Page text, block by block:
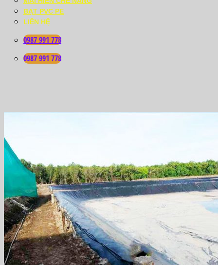
BẠT PVC PE
LIÊN HỆ
0987 991 778
0987 991 778